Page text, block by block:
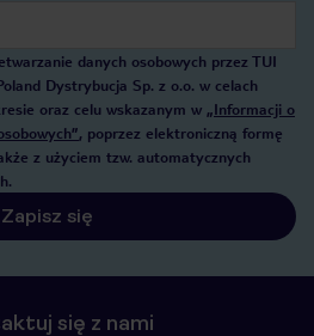
danych osobowych przez TUI
Dystrybucja Sp. z o.o. w celach
oraz celu wskazanym w „Informacji o
, poprzez elektroniczną formę
z użyciem tzw. automatycznych
Zapisz się
się z nami